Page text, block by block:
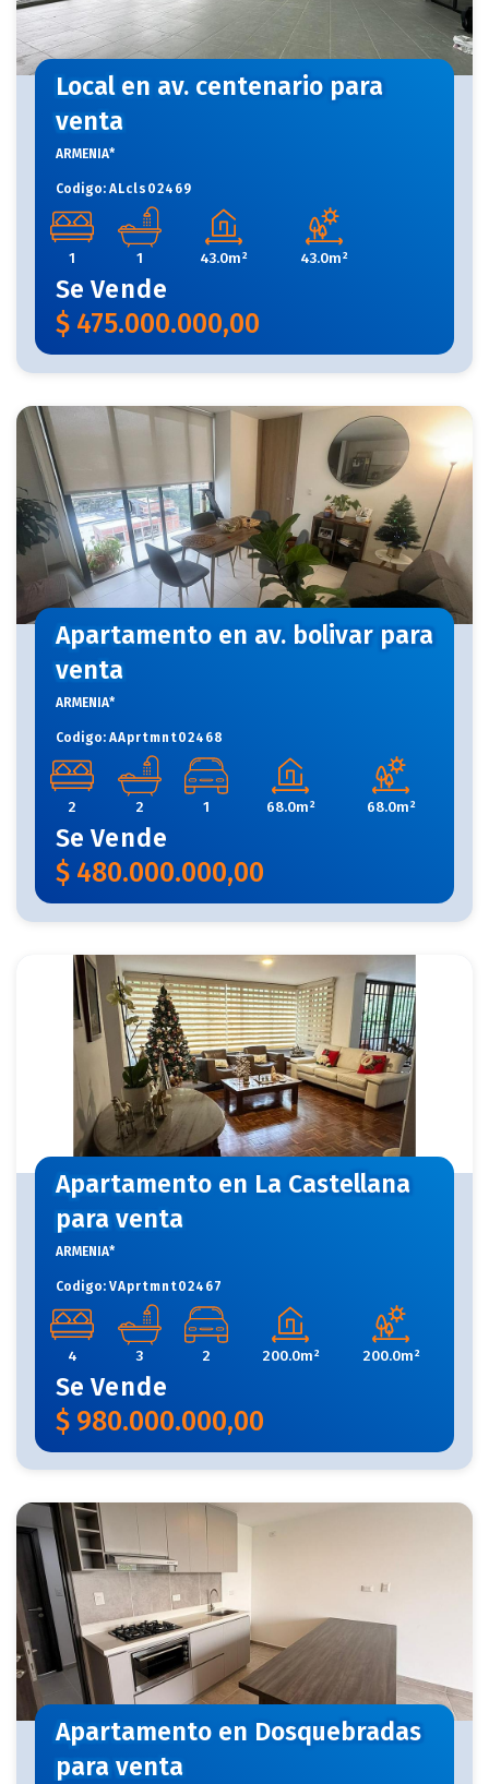
Local en av. centenario para
venta
ARMENIA*
Codigo: ALcls02469
1 1 43.0m² 43.0m²
Se Vende
$ 475.000.000,00
Apartamento en av. bolivar para
venta
ARMENIA*
Codigo: AAprtmnt02468
2 2 1 68.0m² 68.0m²
Se Vende
$ 480.000.000,00
Apartamento en La Castellana
para venta
ARMENIA*
Codigo: VAprtmnt02467
4 3 2 200.0m² 200.0m²
Se Vende
$ 980.000.000,00
Apartamento en Dosquebradas
para venta